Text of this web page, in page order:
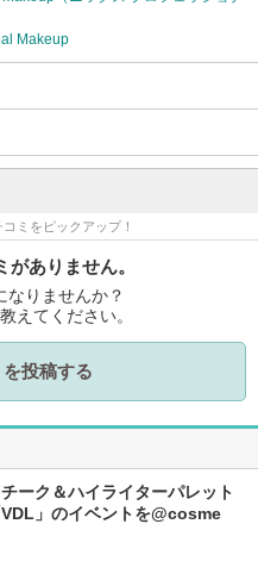
Makeup
ミをピックアップ！
ありません。
なりませんか？
えてください。
投稿する
ーク＆ハイライターパレット
」のイベントを@cosme